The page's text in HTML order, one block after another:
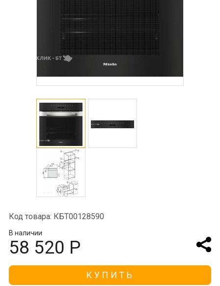
Код товара: КБТ00128590
В наличии
58 520 Р
КУПИТЬ